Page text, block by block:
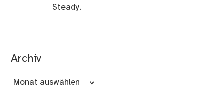
Steady.
Archiv
Archiv